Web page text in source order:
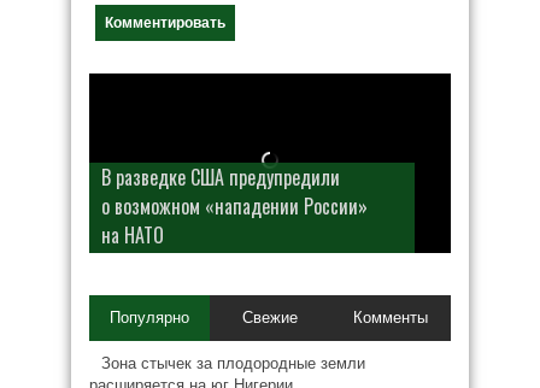
В разведке США предупредили
о возможном «нападении России»
на НАТО
Популярно Свежие Комменты
Зона стычек за плодородные земли